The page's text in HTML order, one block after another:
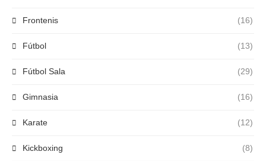
Frontenis (16)
Fútbol (13)
Fútbol Sala (29)
Gimnasia (16)
Karate (12)
Kickboxing (8)